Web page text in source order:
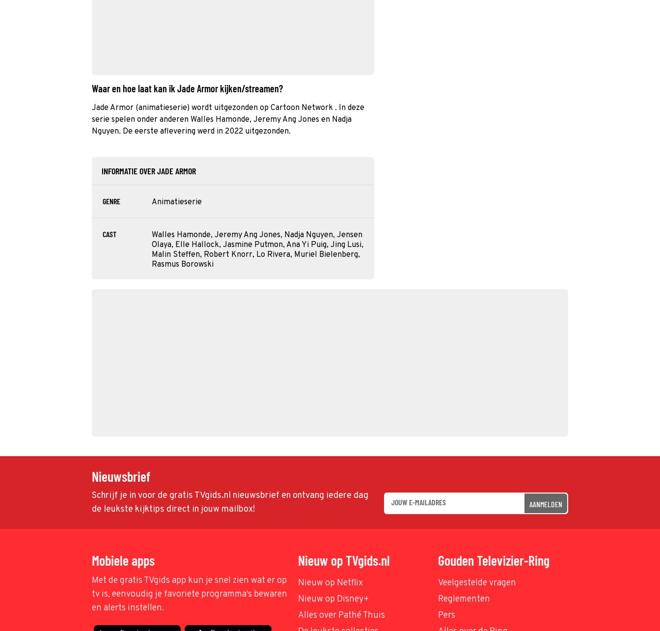
Waar en hoe laat kan ik Jade Armor kijken/streamen?
Jade Armor (animatieserie) wordt uitgezonden op Cartoon Network . In deze
serie spelen onder anderen Walles Hamonde, Jeremy Ang Jones en Nadja
Nguyen. De eerste aflevering werd in 2022 uitgezonden.
INFORMATIE OVER JADE ARMOR
GENRE Animatieserie
CAST
Walles Hamonde, Jeremy Ang Jones, Nadja Nguyen, Jensen
Olaya, Elle Hallock, Jasmine Putmon, Ana Yi Puig, Jing Lusi,
Malin Steffen, Robert Knorr, Lo Rivera, Muriel Bielenberg,
Rasmus Borowski
Nieuwsbrief
Schrijf je in voor de gratis TVgids.nl nieuwsbrief en ontvang iedere dag
de leukste kijktips direct in jouw mailbox!
AANMELDEN
Mobiele apps
Met de gratis TVgids app kun je snel zien wat er op
tv is, eenvoudig je favoriete programma's bewaren
en alerts instellen.
Nieuw op TVgids.nl
Nieuw op Netflix
Nieuw op Disney+
Alles over Pathé Thuis
Gouden Televizier-Ring
Veelgestelde vragen
Reglementen
Pers